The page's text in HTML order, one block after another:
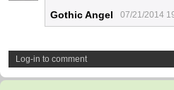
Gothic Angel 07/21/2014
Log-in to comment